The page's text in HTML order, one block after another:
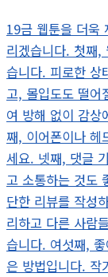
19금 웹툰을 더욱
리겠습니다. 첫째,
습니다. 피로한 상
고, 몰입도도 떨어
여 방해 없이 감상
째, 이어폰이나 헤
세요. 넷째, 댓글
고 소통하는 것도
단한 리뷰를 작성
리하고 다른 사람
습니다. 여섯째,
은 방법입니다. 작